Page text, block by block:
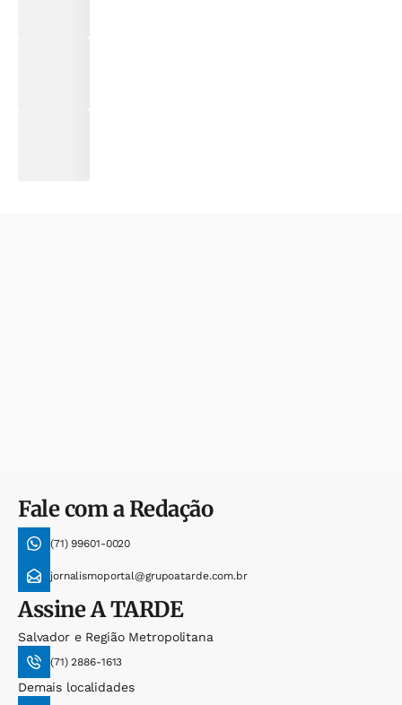
Fale com a Redação
(71) 99601-0020
jornalismoportal@grupoatarde.com.br
AssineA TARDE
Salvador e Região Metropolitana
(71) 2886-1613
Demais localidades